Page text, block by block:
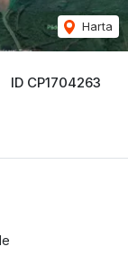
ID CP1704263
Harta